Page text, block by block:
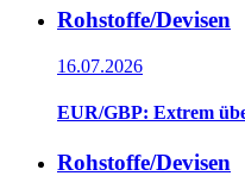
Rohstoffe/Devisen
16.07.2026
EUR/GBP: Extrem
Rohstoffe/Devisen